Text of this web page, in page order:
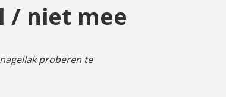
/ niet mee
proberen te